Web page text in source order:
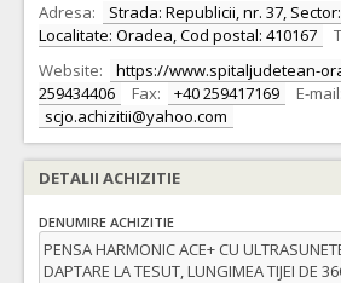
Adresa:
Strada: Republicii, nr. 37,
Localitate: Oradea, Cod postal: 410167
Website:
https://www.spitaljudetean-
259434406
Fax: +40 259417169
E-mail:
scjo.achizitii@yahoo.com
DETALII ACHIZITIE
DENUMIRE ACHIZITIE
PENSA HARMONIC ACE+ CU
DAPTARE LA TESUT, LUNGIMEA TIJEI DE